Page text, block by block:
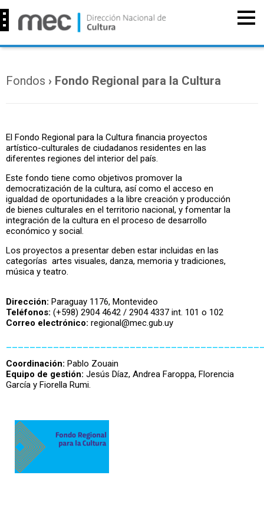
Fondos › Fondo Regional para la Cultura
El Fondo Regional para la Cultura financia proyectos
artístico-culturales de ciudadanos residentes en las
diferentes regiones del interior del país.
Este fondo tiene como objetivos promover la
democratización de la cultura, así como el acceso en
igualdad de oportunidades a la libre creación y producción
de bienes culturales en el territorio nacional, y fomentar la
integración de la cultura en el proceso de desarrollo
económico y social.
Los proyectos a presentar deben estar incluidas en las
categorías artes visuales, danza, memoria y tradiciones,
música y teatro.
Dirección: Paraguay 1176, Montevideo
Teléfonos: (+598) 2904 4642 / 2904 4337 int. 101 o 102
Correo electrónico: regional@mec.gub.uy
Coordinación: Pablo Zouain
Equipo de gestión: Jesús Díaz, Andrea Faroppa, Florencia
García y Fiorella Rumi.